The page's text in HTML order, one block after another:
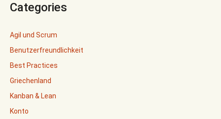
Categories
Agil und Scrum
Benutzerfreundlichkeit
Best Practices
Griechenland
Kanban & Lean
Konto